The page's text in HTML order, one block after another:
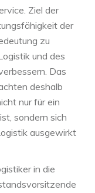
Ziel der
der
zu
und des
Das
deshalb
nur für ein
sondern sich
ausgewirkt
in die